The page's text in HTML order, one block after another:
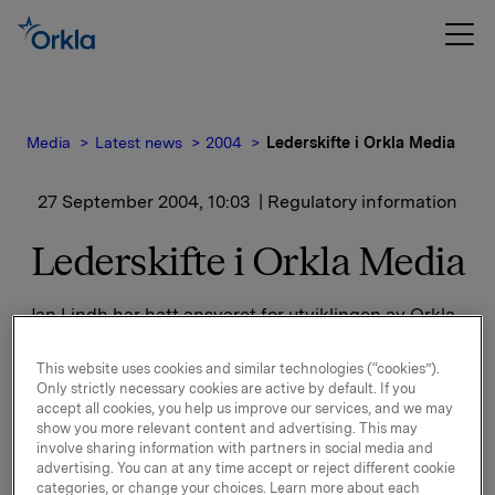
Media Latest news 2004 Lederskifte i Orkla Media
27 September 2004, 10:03 | Regulatory information
Lederskifte i Orkla Media
Jan Lindh har hatt ansvaret for utviklingen av Orkla
selskapet vokst til å bli et av Nordens store
mediekonsern, med ledende posisjoner i Norge,
Danmark og Polen. Selskapet omsetter i dag for nær
8 milliarder kroner og har ca. 7.000 ansatte.
"Etter en uvanlig lang og vellykket karriere i en og
This website uses cookies and similar technologies (“cookies”).
Only strictly necessary cookies are active by default. If you
accept all cookies, you help us improve our services, and we may
show you more relevant content and advertising. This may
involve sharing information with partners in social media and
advertising. You can at any time accept or reject different cookie
categories, or change your choices. Learn more about each